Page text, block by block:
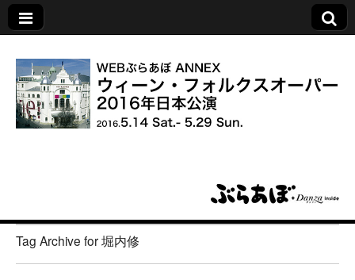
ウィーン・フォル
クスオーパー 2016
年日本公演
Tag Archive for 堀内修